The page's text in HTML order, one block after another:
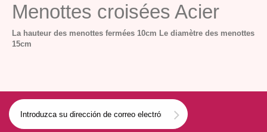
Menottes croisées Acier
La hauteur des menottes fermées 10cm Le diamètre des menottes
15cm